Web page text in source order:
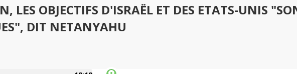
LES OBJECTIFS D'ISRAËL ET DES ETATS-UNIS
DIT NETANYAHU